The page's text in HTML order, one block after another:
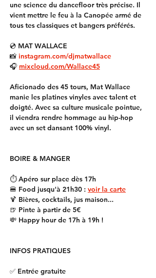
une science du dancefloor très précise. Il
vient mettre le feu à la Canopée armé de
tous tes classiques et bangers préférés.
💿 MAT WALLACE
📸 instagram.com/djmatwallace
🎧 mixcloud.com/Wallace45
Aficionado des 45 tours, Mat Wallace
manie les platines vinyles avec talent et
doigté. Avec sa culture musicale pointue,
il viendra rendre hommage au hip-hop
avec un set dansant 100% vinyl.
BOIRE & MANGER
⏱️ Apéro sur place dès 17h
🍔 Food jusqu'à 21h30 : voir la carte
🍹 Bières, cocktails, jus maison...
🍺 Pinte à partir de 5€
💸 Happy hour de 17h à 19h !
INFOS PRATIQUES
✅ Entrée gratuite